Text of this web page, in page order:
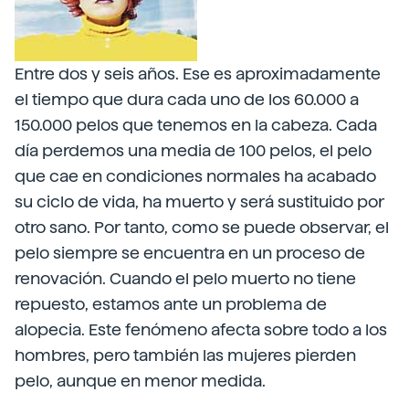
Entre dos y seis años. Ese es aproximadamente
el tiempo que dura cada uno de los 60.000 a
150.000 pelos que tenemos en la cabeza. Cada
día perdemos una media de 100 pelos, el pelo
que cae en condiciones normales ha acabado
su ciclo de vida, ha muerto y será sustituido por
otro sano. Por tanto, como se puede observar, el
pelo siempre se encuentra en un proceso de
renovación. Cuando el pelo muerto no tiene
repuesto, estamos ante un problema de
alopecia. Este fenómeno afecta sobre todo a los
hombres, pero también las mujeres pierden
pelo, aunque en menor medida.